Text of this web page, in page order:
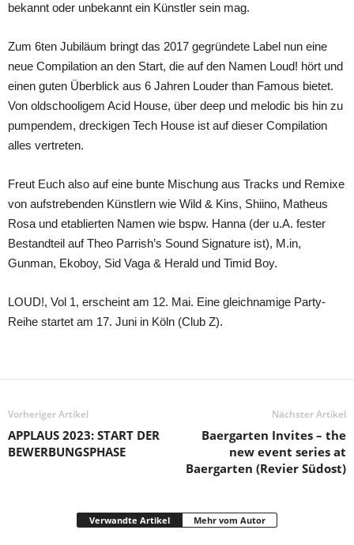
bekannt oder unbekannt ein Künstler sein mag.
Zum 6ten Jubiläum bringt das 2017 gegründete Label nun eine
neue Compilation an den Start, die auf den Namen Loud! hört und
einen guten Überblick aus 6 Jahren Louder than Famous bietet.
Von oldschooligem Acid House, über deep und melodic bis hin zu
pumpendem, dreckigen Tech House ist auf dieser Compilation
alles vertreten.
Freut Euch also auf eine bunte Mischung aus Tracks und Remixe
von aufstrebenden Künstlern wie Wild & Kins, Shiino, Matheus
Rosa und etablierten Namen wie bspw. Hanna (der u.A. fester
Bestandteil auf Theo Parrish’s Sound Signature ist), M.in,
Gunman, Ekoboy, Sid Vaga & Herald und Timid Boy.
LOUD!, Vol 1, erscheint am 12. Mai. Eine gleichnamige Party-
Reihe startet am 17. Juni in Köln (Club Z).
Vorheriger Artikel
APPLAUS 2023: START DER
BEWERBUNGSPHASE
Nächster Artikel
Baergarten Invites – the
new event series at
Baergarten (Revier Südost)
Verwandte Artikel Mehr vom Autor